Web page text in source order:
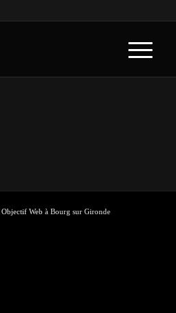
Objectif Web à Bourg sur Gironde